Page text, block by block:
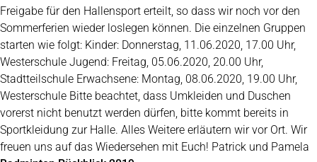
Freigabe für den Hallensport erteilt, so dass wir noch vor den
Sommerferien wieder loslegen können. Die einzelnen Gruppen
starten wie folgt: Kinder: Donnerstag, 11.06.2020, 17.00 Uhr,
Westerschule Jugend: Freitag, 05.06.2020, 20.00 Uhr,
Stadtteilschule Erwachsene: Montag, 08.06.2020, 19.00 Uhr,
Westerschule Bitte beachtet, dass Umkleiden und Duschen
vorerst nicht benutzt werden dürfen, bitte kommt bereits in
Sportkleidung zur Halle. Alles Weitere erläutern wir vor Ort. Wir
freuen uns auf das Wiedersehen mit Euch! Patrick und Pamela